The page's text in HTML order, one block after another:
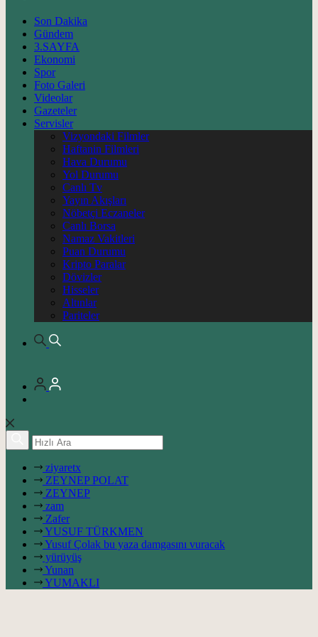
Son Dakika
Gündem
3.SAYFA
Ekonomi
Spor
Foto Galeri
Videolar
Gazeteler
Servisler
Vizyondaki Filmler
Haftanin Filmleri
Hava Durumu
Yol Durumu
Canlı Tv
Yayın Akışları
Nöbetçi Eczaneler
Canlı Borsa
Namaz Vakitleri
Puan Durumu
Kripto Paralar
Dövizler
Hisseler
Altınlar
Pariteler
ziyaretx
ZEYNEP POLAT
ZEYNEP
zam
Zafer
YUSUF TÜRKMEN
Yusuf Çolak bu yaza damgasını vuracak
yürüyüş
Yunan
YUMAKLI